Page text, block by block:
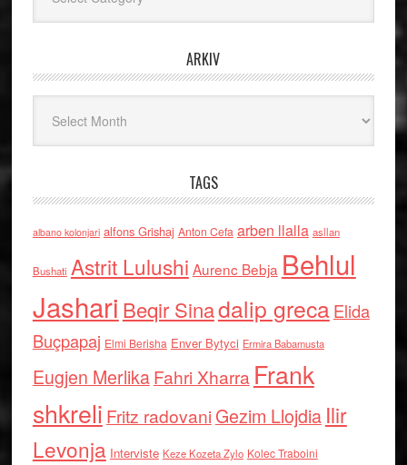
ARKIV
TAGS
albano kolonjari alfons Grishaj Anton Cefa arben llalla asllan
Bushati Astrit Lulushi Aurenc Bebja Behlul
Jashari Beqir Sinadalip grecaElida
Buçpapaj Elmi Berisha Enver Bytyci Ermira Babamusta
Eugjen MerlikaFahri Xharra Frank
shkreli Fritz radovaniGezim Llojdia Ilir
Levonja Interviste Keze Kozeta Zylo Kolec Traboini